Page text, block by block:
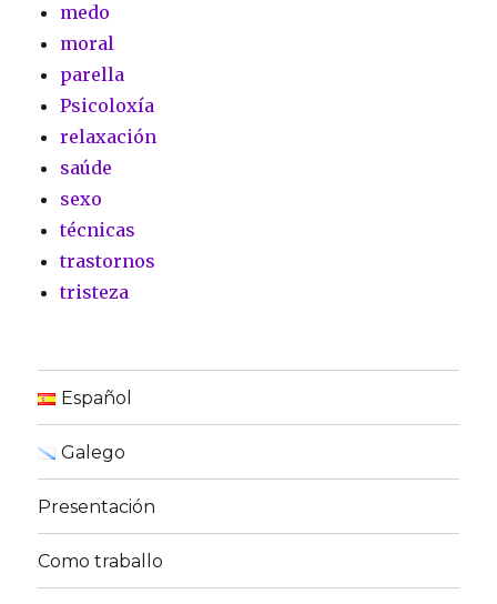
medo
moral
parella
Psicoloxía
relaxación
saúde
sexo
técnicas
trastornos
tristeza
Español
Galego
Presentación
Como traballo